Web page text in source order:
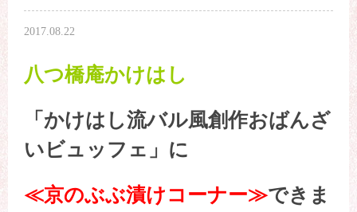
2017.08.22
八つ橋庵かけはし
「かけはし流バル風創作おばんざ
いビュッフェ」 に
≪京のぶぶ漬けコーナー≫できま